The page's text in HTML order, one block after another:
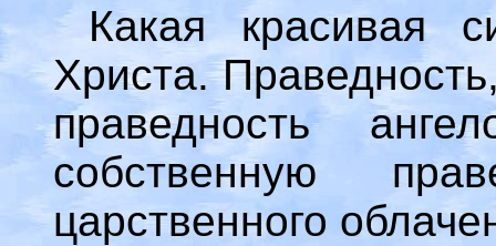
Какая красивая
Христа.
праведность
собственную
царственного